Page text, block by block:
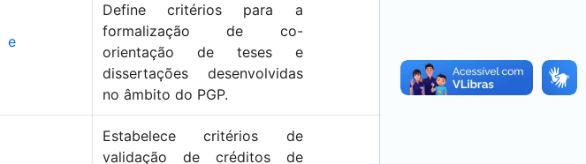
e
Define critérios para a
formalização de co-
orientação de teses e
dissertações desenvolvidas
no âmbito do PGP.
Estabelece critérios de
validação de créditos de